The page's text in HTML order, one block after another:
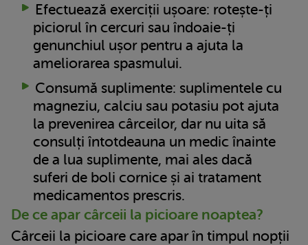
Efectuează exerciții ușoare: rotește-ți
piciorul în cercuri sau îndoaie-ți
genunchiul ușor pentru a ajuta la
ameliorarea spasmului.
Consumă suplimente: suplimentele cu
magneziu, calciu sau potasiu pot ajuta
la prevenirea cârceilor, dar nu uita să
consulți întotdeauna un medic înainte
de a lua suplimente, mai ales dacă
suferi de boli cornice și ai tratament
medicamentos prescris.
De ce apar cârceii la picioare noaptea?
Cârceii la picioare care apar în timpul nopții